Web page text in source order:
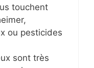
touchent
ou pesticides
sont très